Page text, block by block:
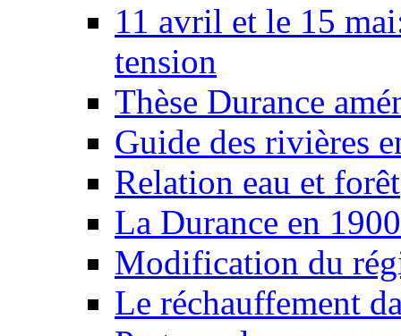
11 avril et le 15
tension
Thèse Durance
Guide des rivières
Relation eau et forêt
La Durance en 1900
Modification du
Le réchauffement